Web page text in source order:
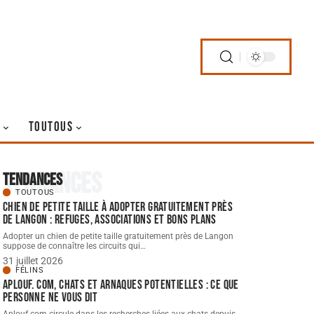
TOUTOUS
Tendances
Tendances
TOUTOUS
Chien de petite taille à adopter gratuitement près
de langon : refuges, associations et bons plans
Adopter un chien de petite taille gratuitement près de Langon
suppose de connaître les circuits qui…
31 juillet 2026
FÉLINS
Aplouf. com, chats et arnaques potentielles : ce que
personne ne vous dit